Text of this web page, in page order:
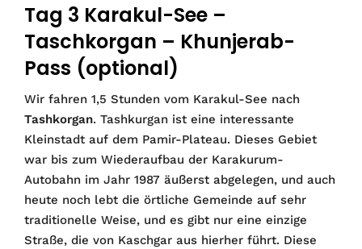
Tag 3 Karakul-See –
Taschkorgan – Khunjerab-
Pass (optional)
Wir fahren 1,5 Stunden vom Karakul-See nach
Tashkorgan. Tashkurgan ist eine interessante
Kleinstadt auf dem Pamir-Plateau. Dieses Gebiet
war bis zum Wiederaufbau der Karakurum-
Autobahn im Jahr 1987 äußerst abgelegen, und auch
heute noch lebt die örtliche Gemeinde auf sehr
traditionelle Weise, und es gibt nur eine einzige
Straße, die von Kaschgar aus hierher führt. Diese